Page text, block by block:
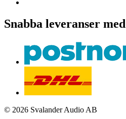
Snabba leveranser med
© 2026 Svalander Audio AB